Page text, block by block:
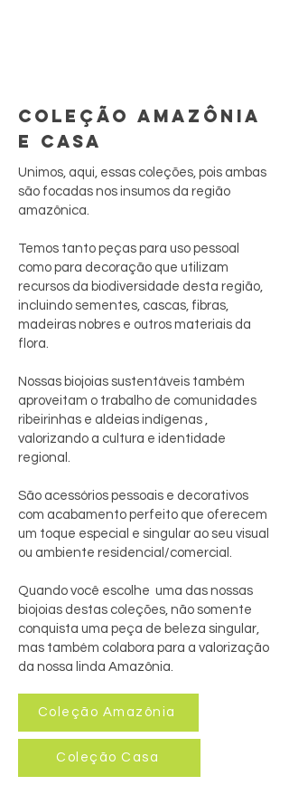
COLEÇÃO AMAZÔNIA
E CASA
Unimos, aqui, essas coleções, pois ambas
são focadas nos insumos da região
amazônica.
Temos tanto peças para uso pessoal
como para decoração que utilizam
recursos da biodiversidade desta região,
incluindo sementes, cascas, fibras,
madeiras nobres e outros materiais da
flora.
Nossas biojoias sustentáveis também
aproveitam o trabalho de comunidades
ribeirinhas e aldeias indígenas ,
valorizando a cultura e identidade
regional.
São acessórios pessoais e decorativos
com acabamento perfeito que oferecem
um toque especial e singular ao seu visual
ou ambiente residencial/comercial.
Quando você escolhe uma das nossas
biojoias destas coleções, não somente
conquista uma peça de beleza singular,
mas também colabora para a valorização
da nossa linda Amazônia.
Coleção Amazônia
Coleção Casa